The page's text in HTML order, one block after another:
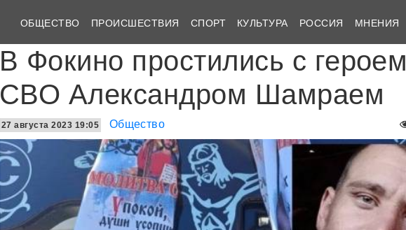
ОБЩЕСТВО ПРОИСШЕСТВИЯ СПОРТ КУЛЬТУРА РОССИЯ МНЕНИЯ
В Фокино простились с героем
СВО Александром Шамраем
27 августа 2023 19:05 Общество